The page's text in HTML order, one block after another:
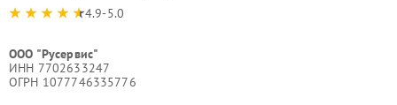
4.9-5.0
ООО "Русервис"
ИНН 7702633247
ОГРН 1077746335776